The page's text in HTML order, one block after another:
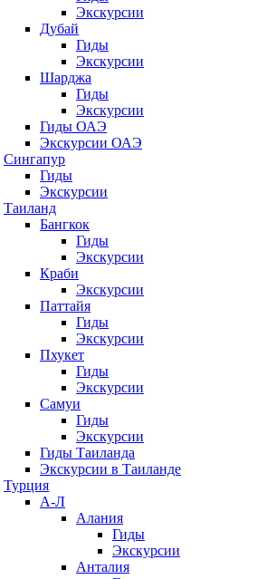
Экскурсии
Дубай
Гиды
Экскурсии
Шарджа
Гиды
Экскурсии
Гиды ОАЭ
Экскурсии ОАЭ
Сингапур
Гиды
Экскурсии
Таиланд
Бангкок
Гиды
Экскурсии
Краби
Экскурсии
Паттайя
Гиды
Экскурсии
Пхукет
Гиды
Экскурсии
Самуи
Гиды
Экскурсии
Гиды Таиланда
Экскурсии в Таиланде
Турция
А-Л
Алания
Гиды
Экскурсии
Анталия